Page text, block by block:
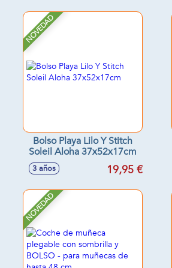
NOVEDAD
Bolso Playa Lilo Y Stitch
Soleil Aloha 37x52x17cm
3 años 19,95 €
NOVEDAD